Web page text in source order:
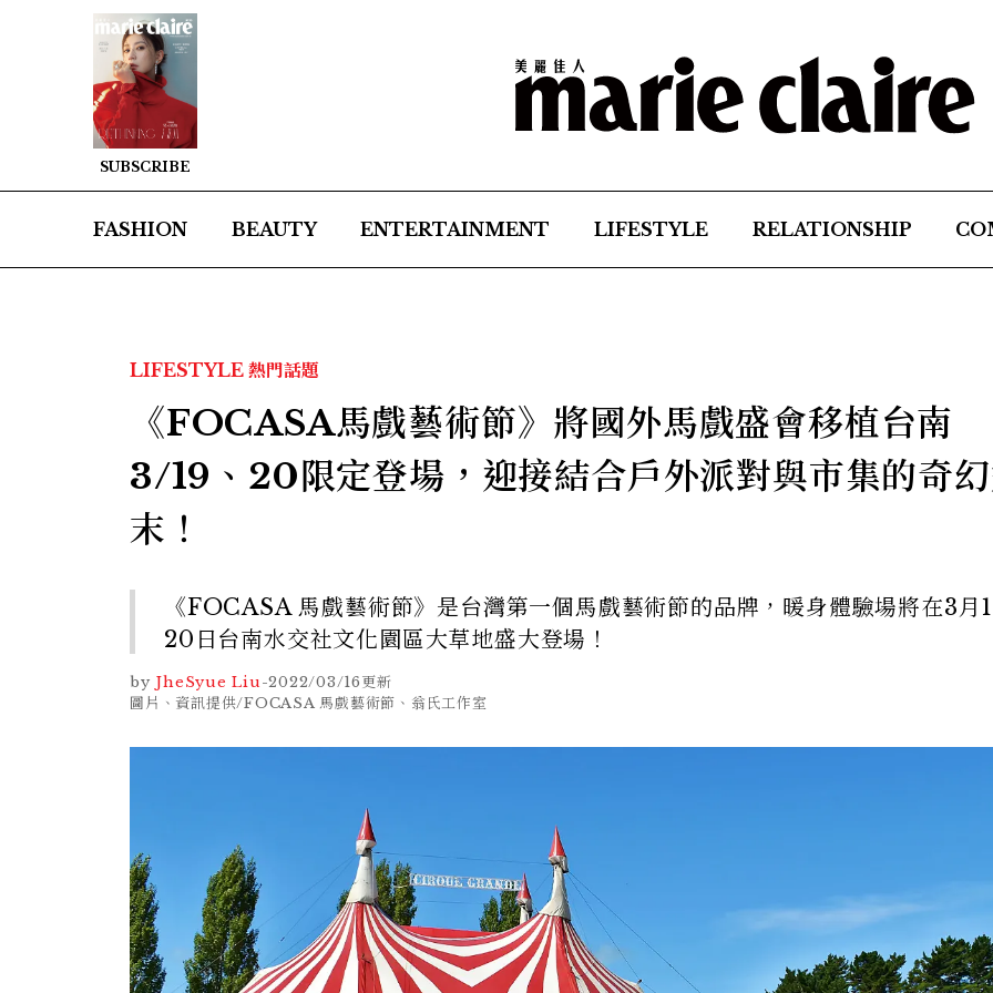
SUBSCRIBE
FASHION BEAUTY ENTERTAINMENT LIFESTYLE RELATIONSHIP
LIFESTYLE 熱門話題
《FOCASA馬戲藝術節》將國外馬戲盛會移植台南
3/19、20限定登場，迎接結合戶外派對與市集的奇
末！
《FOCASA 馬戲藝術節》是台灣第一個馬戲藝術節的品牌，暖身體驗場將在3月
20日台南水交社文化園區大草地盛大登場！
by JheSyue Liu-2022/03/16更新
圖片、資訊提供/FOCASA 馬戲藝術節、翁氏工作室